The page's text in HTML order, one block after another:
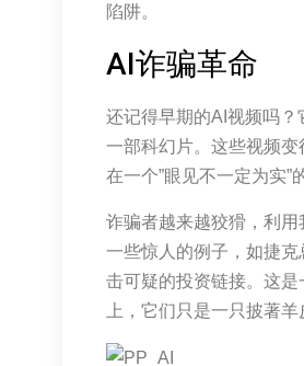
陷阱。
AI诈骗革命
还记得早期的AI视频吗
一部科幻片。这些视频
在一个”眼见不一定为实”
诈骗者越来越狡猾，利
一些惊人的例子，如捷克
击可疑的投资链接。这
上，它们只是一只披著羊